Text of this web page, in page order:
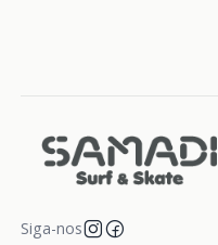
Siga-nos